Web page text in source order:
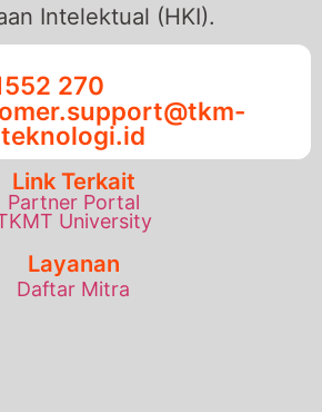
Intelektual (HKI).
270
teknologi.id
Link Terkait
Partner Portal
University
Layanan
Daftar Mitra